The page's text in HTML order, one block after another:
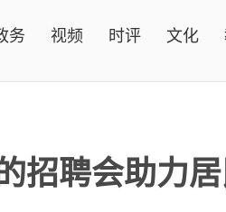
务 视频 时评 文化
招聘会助力